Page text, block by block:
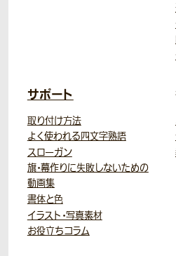
サポート
取り付け方法
よく使われる四文字熟語
スローガン
旗・幕作りに失敗しないための
動画集
書体と色
イラスト・写真素材
お役立ちコラム